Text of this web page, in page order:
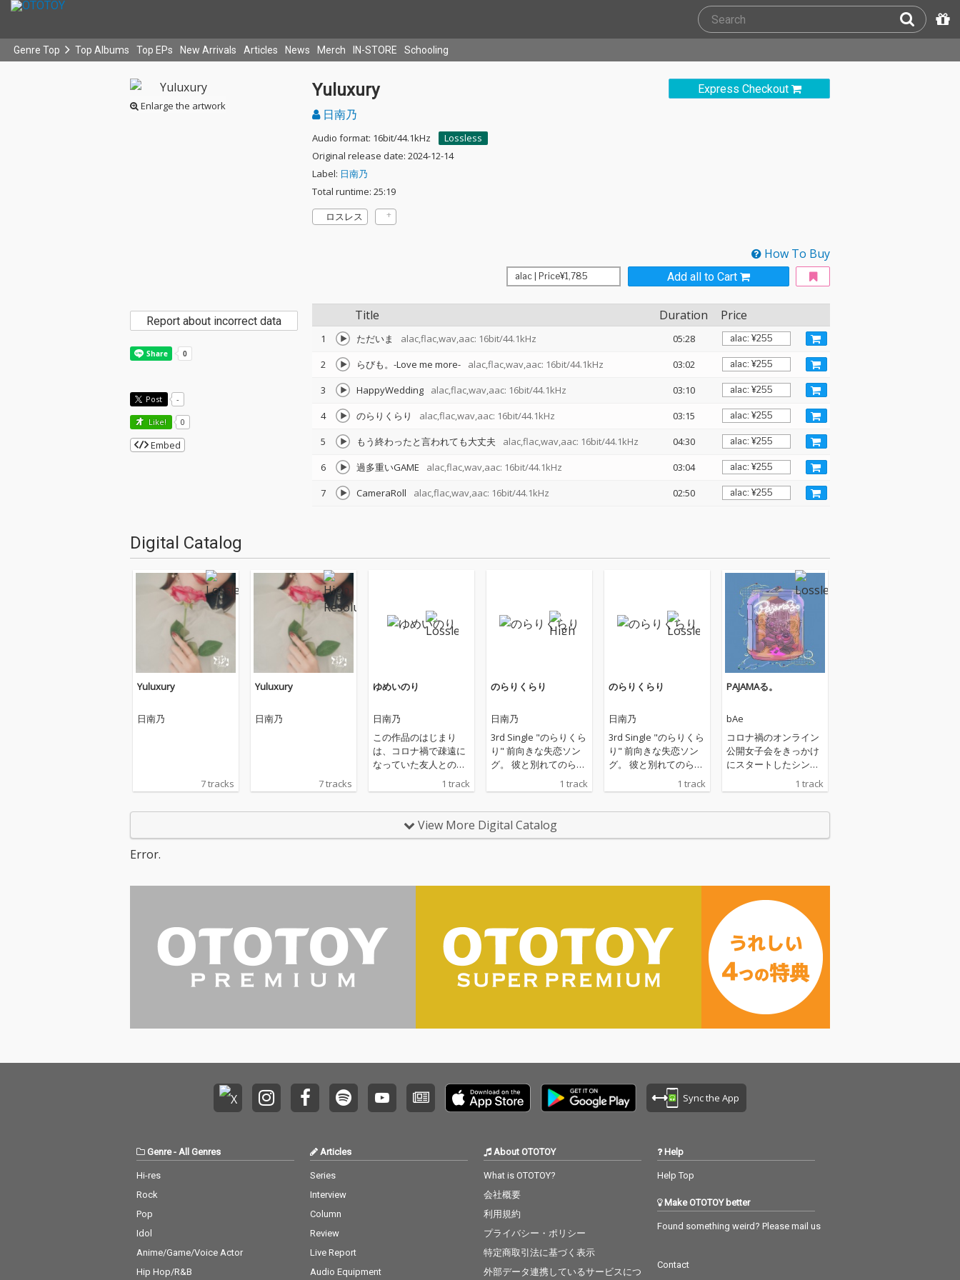
Genre Top Top Albums Top EPs New Arrivals Articles News Merch IN-STORE Schooling
Enlarge the artwork
Express Checkout
Yuluxury
日南乃
Audio format: 16bit/44.1kHz
Lossless
Original release date: 2024-12-14
Label: 日南乃
Total runtime: 25:19
ロスレス
How To Buy
Add all to Cart
Title Duration Price
1 ただいま alac,flac,wav,aac: 16bit/44.1kHz
05:28
2
らびも。-Love me more- alac,flac,wav,aac: 16bit/44.1kHz
03:02
3
HappyWedding alac,flac,wav,aac: 16bit/44.1kHz
03:10
4
のらりくらり alac,flac,wav,aac: 16bit/44.1kHz
03:15
5
もう終わったと言われても大丈夫 alac,flac,wav,aac: 16bit/44.1kHz
04:30
6
過多重いGAME alac,flac,wav,aac: 16bit/44.1kHz
03:04
7
CameraRoll alac,flac,wav,aac: 16bit/44.1kHz 02:50
Report about incorrect data
Post -
Like! 0
Embed
Digital Catalog
Yuluxury
日南乃
7 tracks
Yuluxury
日南乃
7 tracks
ゆめいのり
日南乃
この作品のはじまり
は、コロナ禍で疎遠に
なっていた友人との再
らなかった間に、精神
えていました。 その時
に「どうして気づいて
のだろう」 と後悔を感
に孤独を感じたり、不
安で苦しくて眠れない
ときもあります。 そん
な夜に聴いて安心して
1 track
のらりくらり
日南乃
3rd Single "のらりくら
り" 前向きな失恋ソン
グ。 彼と別れてのらり
く 強い女の子を描いた
ics 日南乃 Arrange Riki
Hisamitsu Yamamoto
HM) Rec and VocalEdit
ASSIC LAB
1 track
のらりくらり
日南乃
3rd Single "のらりくら
り" 前向きな失恋ソン
グ。 彼と別れてのらり
く 強い女の子を描いた
HM) Rec and VocalEdit
ASSIC LAB
1 track
PAJAMAる。
bAe
コロナ禍のオンライン
公開女子会をきっかけ
にスタートしたシンガ
よるコラボ企画、”Paja
1 track
View More Digital Catalog
Error.
Sync the App
Genre- All Genres
Hi-res
Rock
Pop
Idol
Anime/Game/Voice Actor
Hip Hop/R&B
Articles
Series
Interview
Column
Review
Live Report
Audio Equipment
About OTOTOY
What is OTOTOY?
会社概要
利用規約
プライバシー・ポリシー
特定商取引法に基づく表示
外部データ連携しているサービスにつ
Help
Help Top
Make OTOTOY better
Found something weird? Please mail us
Contact